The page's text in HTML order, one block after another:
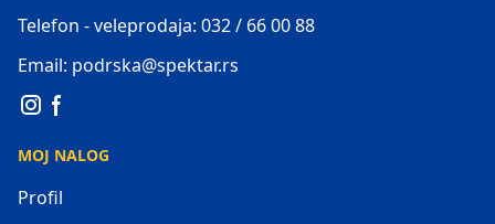
Telefon - veleprodaja: 032 / 66 00 88
Email: podrska@spektar.rs
MOJ NALOG
Profil